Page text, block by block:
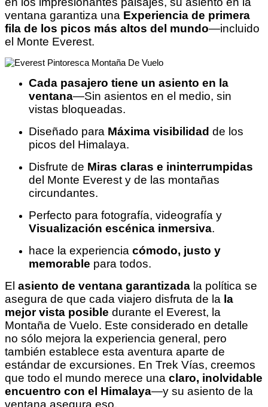
ventana garantiza una Experiencia de primera
fila de los picos más altos del mundo—incluido
el Monte Everest.
Cada pasajero tiene un asiento en la
ventana—Sin asientos en el medio, sin
vistas bloqueadas.
Diseñado para Máxima visibilidad de los
picos del Himalaya.
Disfrute de Miras claras e ininterrumpidas
del Monte Everest y de las montañas
circundantes.
Perfecto para fotografía, videografía y
Visualización escénica inmersiva.
hace la experiencia cómodo, justo y
memorable para todos.
El asiento de ventana garantizada la política se
asegura de que cada viajero disfruta de la la
mejor vista posible durante el Everest, la
Montaña de Vuelo. Este considerado en detalle
no sólo mejora la experiencia general, pero
también establece esta aventura aparte de
estándar de excursiones. En Trek Vías, creemos
que todo el mundo merece una claro, inolvidable
encuentro con el Himalaya—y su asiento de la
ventana asegura eso.